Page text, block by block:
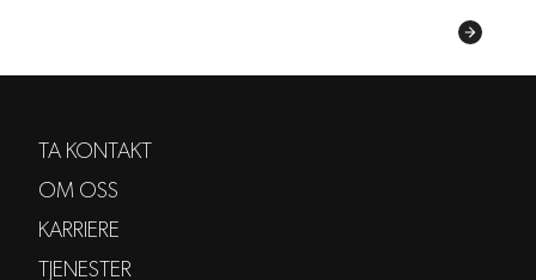
TJENESTER
TA KONTAKT
OM OSS
KARRIERE